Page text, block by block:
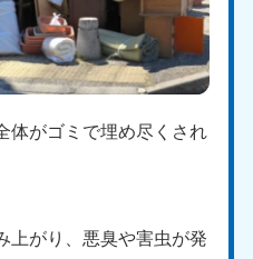
体がゴミで埋め尽くされ
上がり、悪臭や害虫が発